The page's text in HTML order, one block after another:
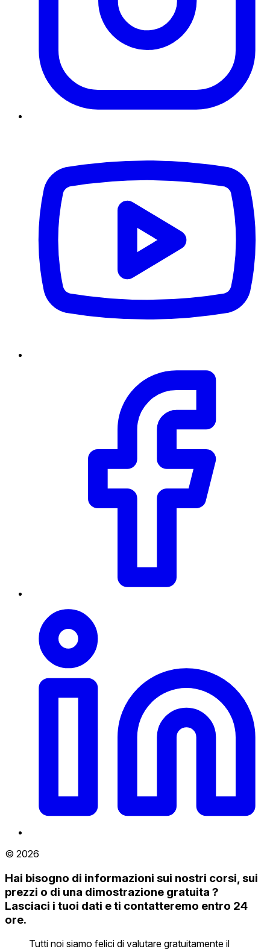
© 2026
Hai bisogno di informazioni sui nostri corsi, sui
prezzi o di una dimostrazione gratuita ?
Lasciaci i tuoi dati e ti contatteremo entro 24
ore.
Tutti noi siamo felici di valutare gratuitamente il